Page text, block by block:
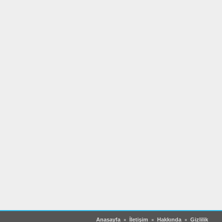
Anasayfa İletişim Hakkında Gizlilik